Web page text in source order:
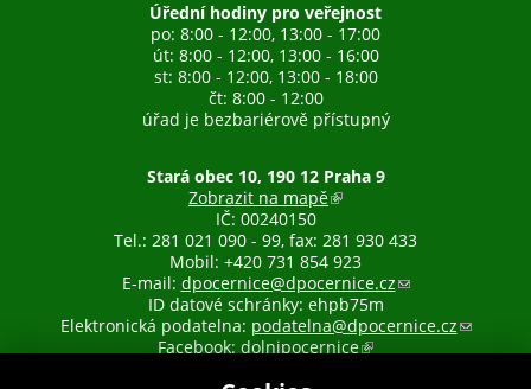
í
)
Úřední hodiny pro veřejnost
po: 8:00 - 12:00, 13:00 - 17:00
út: 8:00 - 12:00, 13:00 - 16:00
st: 8:00 - 12:00, 13:00 - 18:00
čt: 8:00 - 12:00
úřad je bezbariérově přístupný
Stará obec 10, 190 12 Praha 9
Zobrazit na mapě(
d
k
a
z
j
e
IČ: 00240150
Tel.: 281 021 090 - 99, fax: 281 930 433
Mobil: +420 731 854 923
E-mail: dpocernice@dpocernice.cz(
d
ID datové schránky: ehpb75m
Elektronická podatelna: podatelna@dpocernice.cz(
Facebook: dolnipocernice(